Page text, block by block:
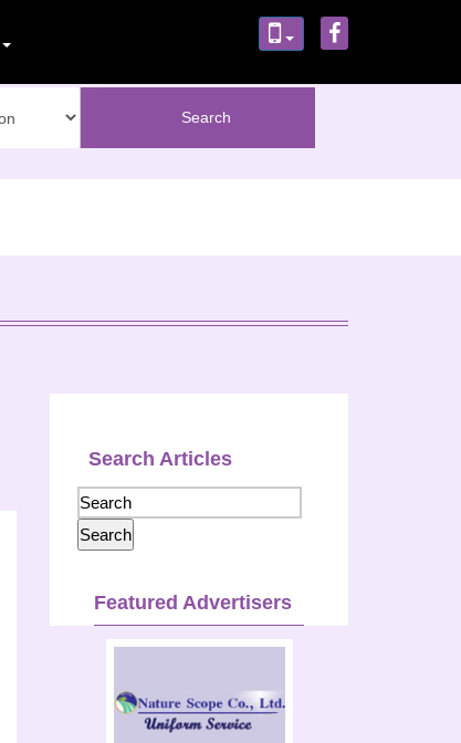
Search Articles
Featured Advertisers